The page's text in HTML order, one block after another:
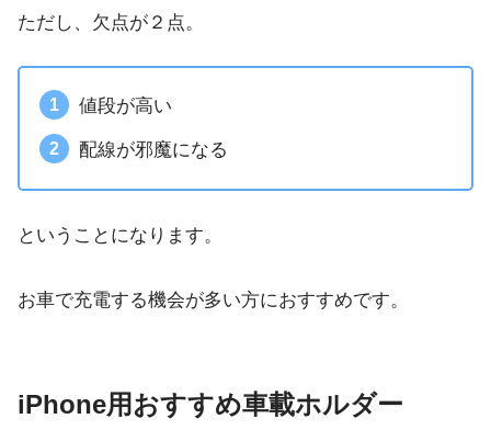
ただし、欠点が２点。
値段が高い
配線が邪魔になる
ということになります。
お車で充電する機会が多い方におすすめです。
iPhone用おすすめ車載ホルダー